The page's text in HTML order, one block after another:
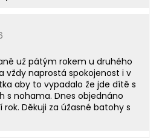
obchodu je 5 z 5 hvězdiček.
už pátým rokem u druhého
naprostá spokojenost i v
aby to vypadalo že jde dítě s
s nohama. Dnes objednáno
rok. Děkuji za úžasné batohy s